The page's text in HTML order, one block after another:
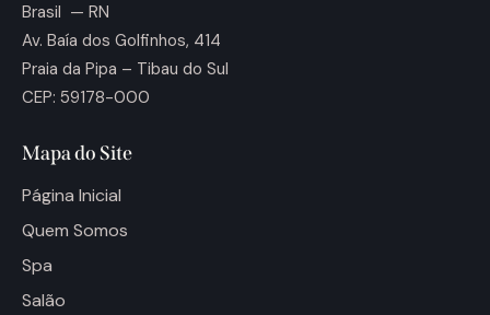
Brasil — RN
Av. Baía dos Golfinhos, 414
Praia da Pipa – Tibau do Sul
CEP: 59178-000
Mapa do Site
Página Inicial
Quem Somos
Spa
Salão